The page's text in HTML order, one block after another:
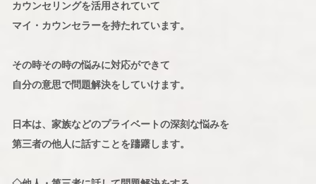
カウンセリングを活用されていて
マイ・カウンセラーを持たれています。
その時その時の悩みに対応ができて
自分の意思で問題解決をしていけます。
日本は、家族などのプライベートの深刻な悩みを
第三者の他人に話すことを躊躇します。